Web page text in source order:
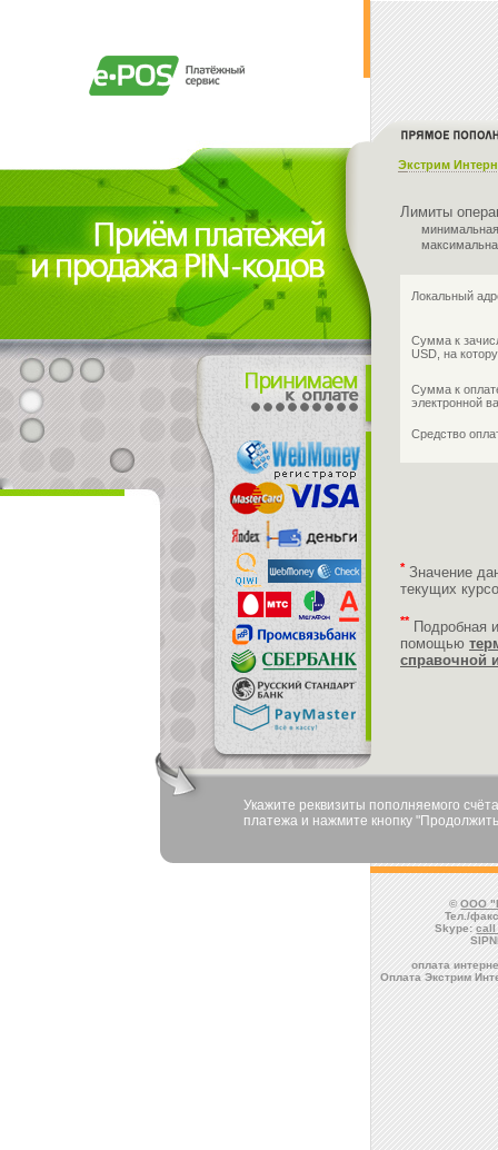
Экстрим
Лимиты
Локальный
Сумма к
USD, на
Сумма к
электронной
Средство
* Значение
текущих
** Подробная
помощью
справочной
Укажите реквизиты пополняемого
платежа и нажмите кнопку
©ООО
Тел./
Skype:
оплата
Оплата Экстрим